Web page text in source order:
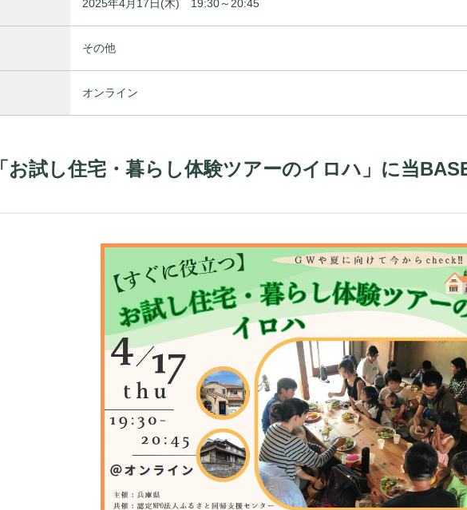
2025年4月17日(木) 19:30～20:45
その他
オンライン
お試し住宅・暮らし体験ツアーのイロハ」に当